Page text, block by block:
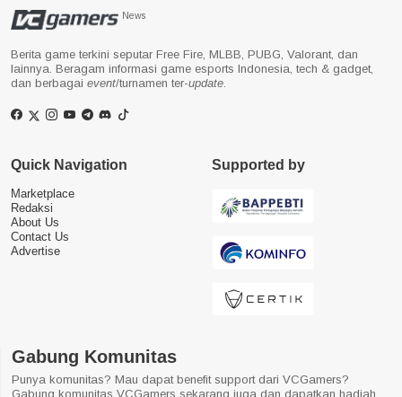
News
Berita game terkini seputar Free Fire, MLBB, PUBG, Valorant, dan
lainnya. Beragam informasi game esports Indonesia, tech & gadget,
dan berbagai event/turnamen ter-update
Quick Navigation
Marketplace
Redaksi
About Us
Contact Us
Advertise
Supported by
Gabung Komunitas
Punya komunitas? Mau dapat benefit support dari VCGamers?
Gabung komunitas VCGamers sekarang juga dan dapatkan hadiah